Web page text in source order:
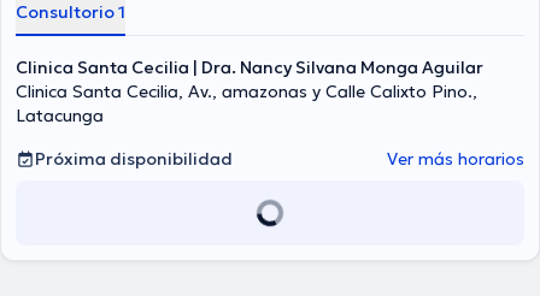
cardíaca , Cardiología general.
Consultorio 1
Clinica Santa Cecilia | Dra. Nancy Silvana Monga Aguilar
Clinica Santa Cecilia, Av., amazonas y Calle Calixto Pino.,
Latacunga
Próxima disponibilidad
Ver más horarios